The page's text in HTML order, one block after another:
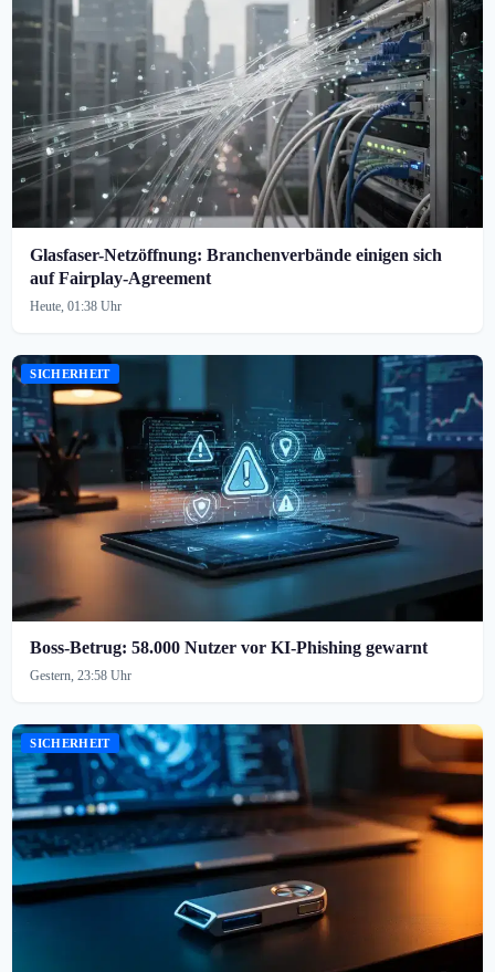
Glasfaser-Netzöffnung: Branchenverbände einigen sich
auf Fairplay-Agreement
Heute, 01:38 Uhr
SICHERHEIT
Boss-Betrug: 58.000 Nutzer vor KI-Phishing gewarnt
Gestern, 23:58 Uhr
SICHERHEIT